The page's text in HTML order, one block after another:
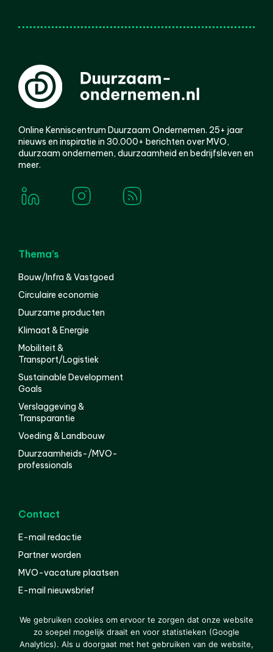
Online Kenniscentrum Duurzaam Ondernemen. 25+ jaar
nieuws en inspiratie in 30.000+ berichten over MVO,
duurzaam ondernemen, duurzaamheid en bedrijfsleven en
meer.
Thema’s
Bouw/Infra & Vastgoed
Circulaire economie
Duurzame producten
Klimaat & Energie
Mobiliteit &
Transport/Logistiek
Sustainable Development
Goals
Verslaggeving &
Transparantie
Voeding & Landbouw
Duurzaamheids-/MVO-
professionals
Contact
E-mail redactie
Partner worden
MVO-vacature plaatsen
E-mail nieuwsbrief
We gebruiken cookies om ervoor te zorgen dat onze website
zo soepel mogelijk draait en voor statistieken (Google
Analytics). Als u doorgaat met het gebruiken van de website,